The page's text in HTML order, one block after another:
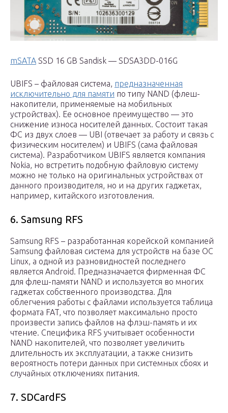
mSATA SSD 16 GB Sandisk — SDSA3DD-016G
UBIFS – файловая система, предназначенная
исключительно для памяти по типу NAND (флеш-
накопители, применяемые на мобильных
устройствах). Ее основное преимущество — это
снижение износа носителей данных. Состоит такая
ФС из двух слоев — UBI (отвечает за работу и связь с
физическим носителем) и UBIFS (сама файловая
система). Разработчиком UBIFS является компания
Nokia, но встретить подобную файловую систему
можно не только на оригинальных устройствах от
данного производителя, но и на других гаджетах,
например, китайского изготовления.
6. Samsung RFS
Samsung RFS – разработанная корейской компанией
Samsung файловая система для устройств на базе ОС
Linux, а одной из разновидностей последнего
является Android. Предназначается фирменная ФС
для флеш-памяти NAND и используется во многих
гаджетах собственного производства. Для
облегчения работы с файлами используется таблица
формата FAT, что позволяет максимально просто
произвести запись файлов на флэш-память и их
чтение. Специфика RFS учитывает особенности
NAND накопителей, что позволяет увеличить
длительность их эксплуатации, а также снизить
вероятность потери данных при системных сбоях и
случайных отключениях питания.
7. SDCardFS